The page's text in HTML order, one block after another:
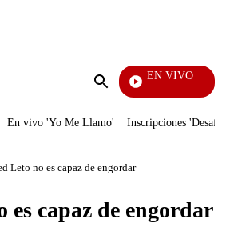
Enviar
EN VIVO
Yo Me Llamo
En vivo 'Yo Me Llamo' Inscripciones
Leto no es capaz de engordar
es capaz de engordar